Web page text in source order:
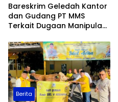
Bareskrim Geledah Kantor
dan Gudang PT MMS
Terkait Dugaan Manipulasi
Berita